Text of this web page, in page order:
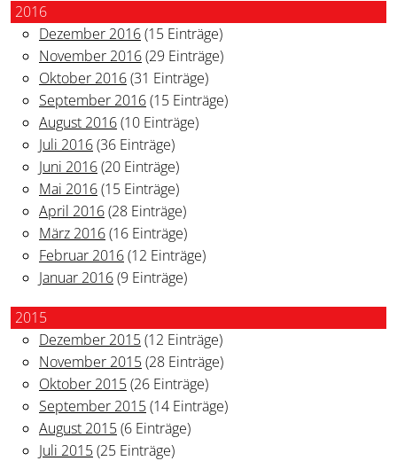
2016
Dezember 2016(15 Einträge)
November 2016(29 Einträge)
Oktober 2016(31 Einträge)
September 2016(15 Einträge)
August 2016(10 Einträge)
Juli 2016(36 Einträge)
Juni 2016(20 Einträge)
Mai 2016(15 Einträge)
April 2016(28 Einträge)
März 2016(16 Einträge)
Februar 2016(12 Einträge)
Januar 2016(9 Einträge)
2015
Dezember 2015(12 Einträge)
November 2015(28 Einträge)
Oktober 2015(26 Einträge)
September 2015(14 Einträge)
August 2015(6 Einträge)
Juli 2015(25 Einträge)